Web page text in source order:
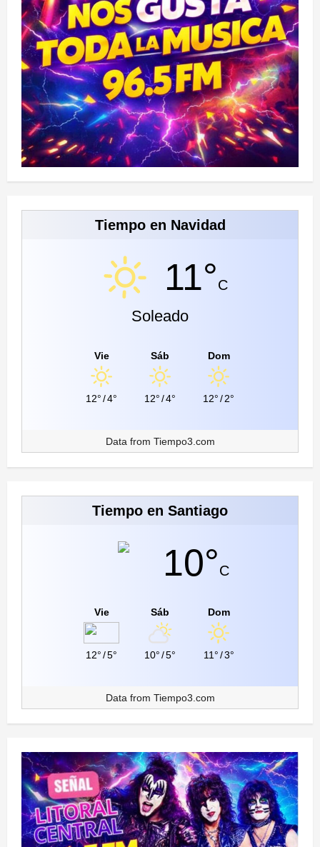
Tiempo en Navidad
11°C
Soleado
Vie
12°/4°
Sáb
12°/4°
Dom
12°/2°
Data from Tiempo3.com
Tiempo en Santiago
10°C
Vie
12°/5°
Sáb
10°/5°
Dom
11°/3°
Data from Tiempo3.com